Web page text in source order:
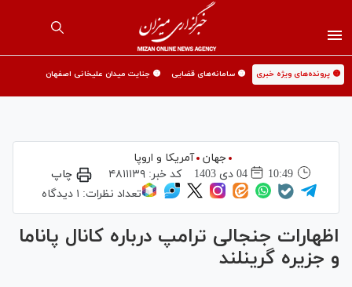
🟡 پرونده‌های ویژه خبری 🟡 سامانه‌های قضایی 🟡 جنایت میدان علیخانی اصفهان
جهان
آمریکا و اروپا
10:49
04 دی 1403 کد خبر: ۴۸۱۱۱۳۹
چاپ
تعداد نظرات: ۱ دیدگاه
اظهارات جنجالی ترامپ درباره کانال پاناما
و جزیره گرینلند